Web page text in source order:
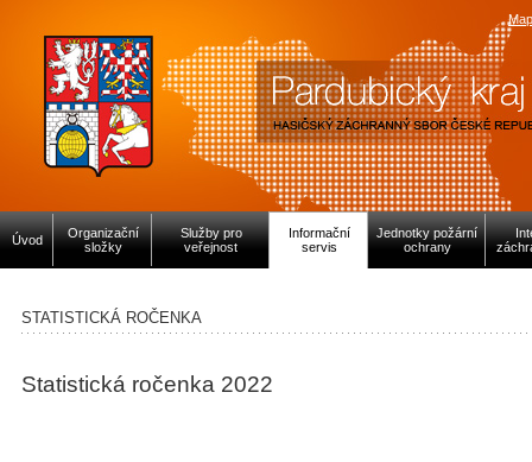
Úvod
Organizační
složky
Služby pro
veřejnost
Informační
servis
Jednotky požární
ochrany
STATISTICKÁ ROČENKA
Statistická ročenka 2022